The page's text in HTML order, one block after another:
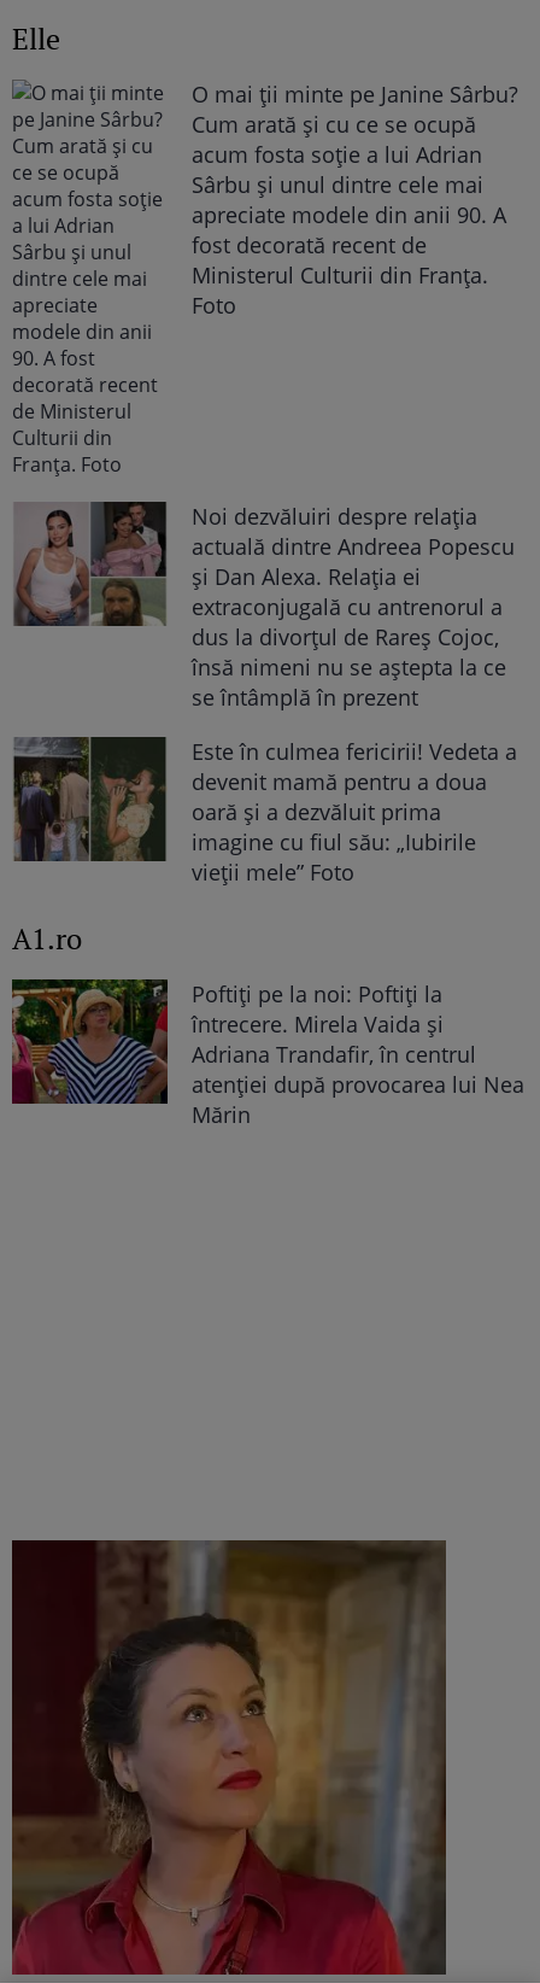
Elle
O mai ții minte pe Janine Sârbu?
Cum arată și cu ce se ocupă
acum fosta soție a lui Adrian
Sârbu și unul dintre cele mai
apreciate modele din anii 90. A
fost decorată recent de
Ministerul Culturii din Franța.
Foto
Noi dezvăluiri despre relația
actuală dintre Andreea Popescu
și Dan Alexa. Relația ei
extraconjugală cu antrenorul a
dus la divorțul de Rareș Cojoc,
însă nimeni nu se aștepta la ce
se întâmplă în prezent
Este în culmea fericirii! Vedeta a
devenit mamă pentru a doua
oară și a dezvăluit prima
imagine cu fiul său: „Iubirile
vieții mele” Foto
A1.ro
Poftiți pe la noi: Poftiți la
întrecere. Mirela Vaida și
Adriana Trandafir, în centrul
atenției după provocarea lui Nea
Mărin